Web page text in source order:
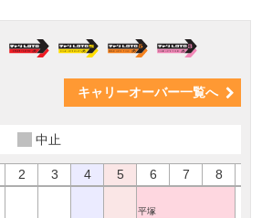
キャリーオーバー一覧へ
中止
2 3 4 5 6 7 8
平塚